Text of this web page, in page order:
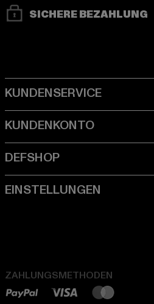
SICHERE BEZAHLUNG
ZAHLUNGSMETHODEN